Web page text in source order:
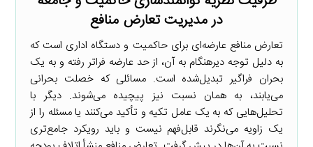
در مدیریت تعارض منافع
تعارض منافع عارضه‌ای برای حاکمیت و دستگاه اداری است که
به دلیل توجه دیرهنگام به آن، از حد عارضه فراتر رفته و به یک
بحران فراگیر تبدیل‌شده است. مسائلی که خصلت بحرانی
می‌یابند، به همان نسبت نیز پیچیده می‌شوند. دیگر با
تحلیل‌هایی که به یک عامل تکیه و تأکید می‌کنند یا مسئله را از
یک زاویه می‌نگرند قابل‌فهم نیست و باید رویکرد جامع‌تری